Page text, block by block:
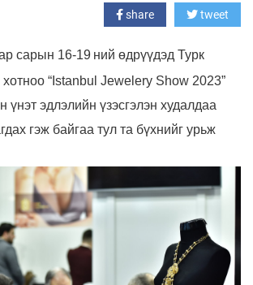
share tweet
сарын 16-19 ний өдрүүдэд Турк
“ Istanbul Jewelery Show 2023”
эдлэлийн үзэсгэлэн худалдаа
гэж байгаа тул та бүхнийг урьж